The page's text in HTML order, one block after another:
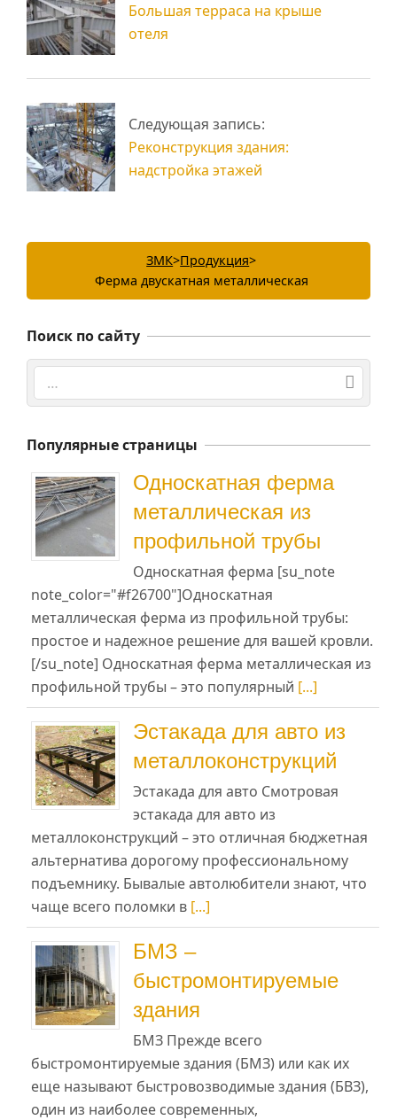
Большая терраса на крыше
отеля
Следующая запись:
Реконструкция здания:
надстройка этажей
ЗМК>Продукция>
Ферма двускатная металлическая
Поиск по сайту
Поиск
Популярные страницы
Односкатная ферма
металлическая из
профильной трубы
Односкатная ферма [su_note
note_color="#f26700"]Односкатная
металлическая ферма из профильной трубы:
простое и надежное решение для вашей кровли.
[/su_note] Односкатная ферма металлическая из
профильной трубы – это популярный [...]
Эстакада для авто из
металлоконструкций
Эстакада для авто Смотровая
эстакада для авто из
металлоконструкций – это отличная бюджетная
альтернатива дорогому профессиональному
подъемнику. Бывалые автолюбители знают, что
чаще всего поломки в [...]
БМЗ –
быстромонтируемые
здания
БМЗ Прежде всего
быстромонтируемые здания (БМЗ) или как их
еще называют быстровозводимые здания (БВЗ),
один из наиболее современных,